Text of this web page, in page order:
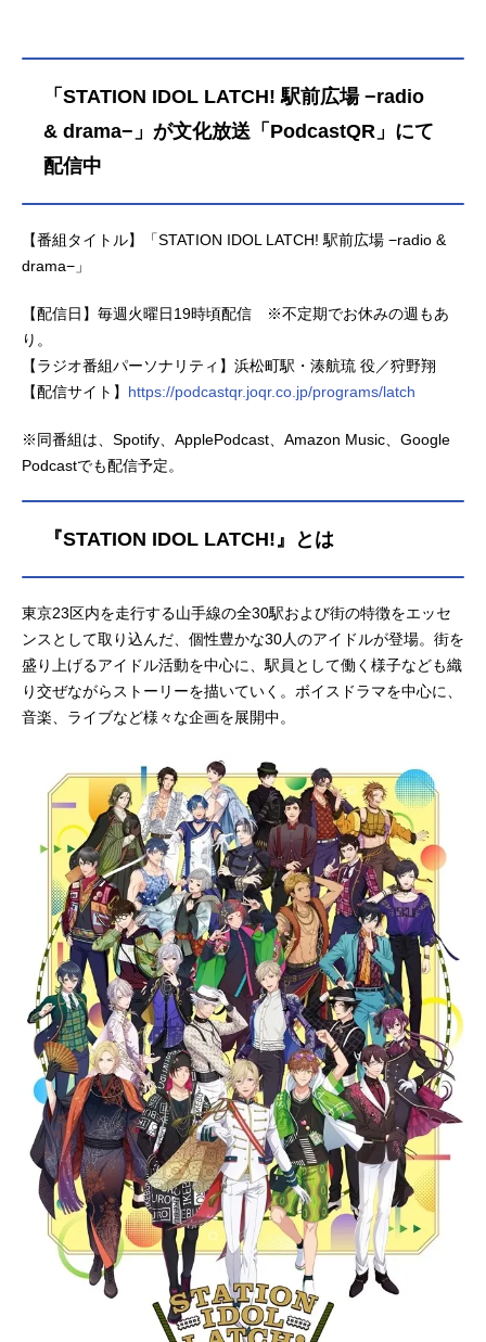
「STATION IDOL LATCH! 駅前広場 −radio
& drama−」が文化放送「PodcastQR」にて
配信中
【番組タイトル】「STATION IDOL LATCH! 駅前広場 −radio &
drama−」
【配信日】毎週火曜日19時頃配信 ※不定期でお休みの週もあ
り。
【ラジオ番組パーソナリティ】浜松町駅・湊航琉 役／狩野翔
【配信サイト】 https://podcastqr.joqr.co.jp/programs/latch
※同番組は、Spotify、ApplePodcast、Amazon Music、Google
Podcastでも配信予定。
『STATION IDOL LATCH!』とは
東京23区内を走行する山手線の全30駅および街の特徴をエッセ
ンスとして取り込んだ、個性豊かな30人のアイドルが登場。街を
盛り上げるアイドル活動を中心に、駅員として働く様子なども織
り交ぜながらストーリーを描いていく。ボイスドラマを中心に、
音楽、ライブなど様々な企画を展開中。